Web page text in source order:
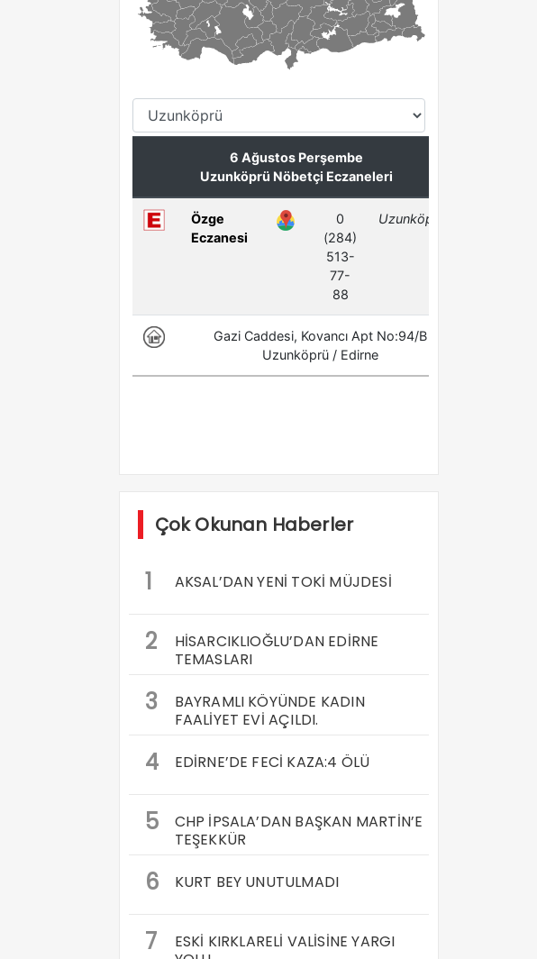
Çok Okunan Haberler
1 AKSAL’DAN YENİ TOKİ MÜJDESİ
2
HİSARCIKLIOĞLU’DAN EDİRNE
TEMASLARI
3
BAYRAMLI KÖYÜNDE KADIN
FAALİYET EVİ AÇILDI.
4 EDİRNE’DE FECİ KAZA:4 ÖLÜ
5
CHP İPSALA’DAN BAŞKAN MARTİN’E
TEŞEKKÜR
6 KURT BEY UNUTULMADI
7
ESKİ KIRKLARELİ VALİSİNE YARGI